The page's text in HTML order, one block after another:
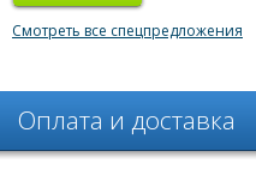
Смотреть все спецпредложения
Оплата и доставка